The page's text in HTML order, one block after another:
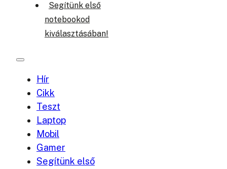
Segítünk első
notebookod
kiválasztásában!
Hír
Cikk
Teszt
Laptop
Mobil
Gamer
Segítünk első